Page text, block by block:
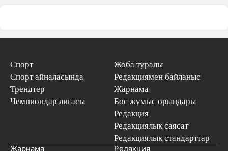
Спорт
Спорт айналасында
Трендтер
Чемпиондар лигасы
Жоба туралы
Редакциямен байланыс
Жарнама
Бос жұмыс орындары
Редакция
Редакциялық саясат
Редакциялық стандарттар
Жарнама Редакция